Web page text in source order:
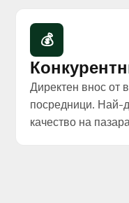
💰
Директен внос от
посредници. Най-
качество на